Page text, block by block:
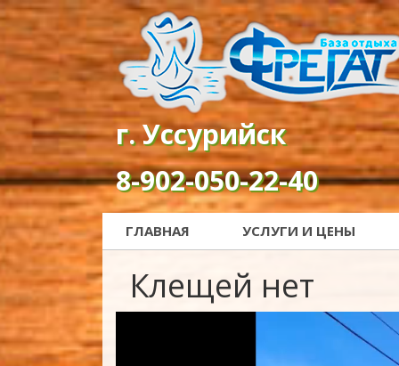
г. Уссурийск
8-902-050-22-40
ГЛАВНАЯ УСЛУГИ И ЦЕНЫ
Клещей нет